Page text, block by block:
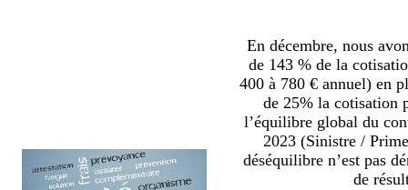
En décembre, nous
de 143 % de la
400 à 780 € annuel) en
de 25% la cotisation
l’équilibre global du
2023 (Sinistre /
déséquilibre n’est pas
de